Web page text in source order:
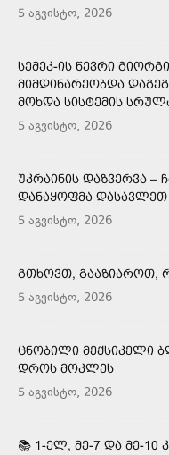
5 აგვისტო, 2026
ᲡᲔᲛᲔᲙ-ᲘᲡ ᲬᲔᲕᲠᲘ
ᲛᲘᲛᲓᲘᲜᲐᲠᲔᲝᲑᲓᲐ
ᲛᲝᲮᲓᲐ ᲡᲘᲡᲢᲔᲛᲘᲡ
5 აგვისტო, 2026
ᲣᲙᲠᲐᲘᲜᲘᲡ ᲓᲐᲖᲕᲔᲠᲕᲐ
ᲓᲐᲜᲐᲧᲝᲤᲛᲐ ᲓᲐᲡᲐᲕᲚᲔᲗ
5 აგვისტო, 2026
ᲒᲗᲮᲝᲕᲗ, ᲒᲐᲐᲖᲘᲐᲠᲝᲗ,
5 აგვისტო, 2026
ᲪᲜᲝᲑᲘᲚᲘ ᲛᲔᲥᲡᲘᲙᲔᲚᲘ
ᲓᲠᲝᲡ ᲛᲝᲙᲚᲔᲡ
5 აგვისტო, 2026
📚 1-ᲔᲚ, ᲛᲔ-7 ᲓᲐ ᲛᲔ-